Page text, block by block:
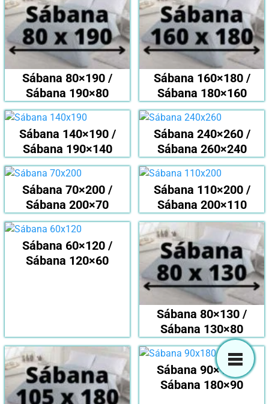
Sábana 80×190 /
Sábana 190×80
Sábana 160×180 /
Sábana 180×160
Sábana 140×190 /
Sábana 190×140
Sábana 240×260 /
Sábana 260×240
Sábana 70×200 /
Sábana 200×70
Sábana 110×200 /
Sábana 200×110
Sábana 60×120 /
Sábana 120×60
Sábana 80×130 /
Sábana 130×80
Sábana 90×180 /
Sábana 180×90